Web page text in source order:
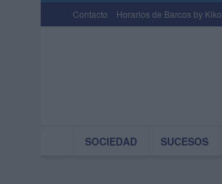
Contacto Horarios de Barcos by
SOCIEDAD SUCESOS